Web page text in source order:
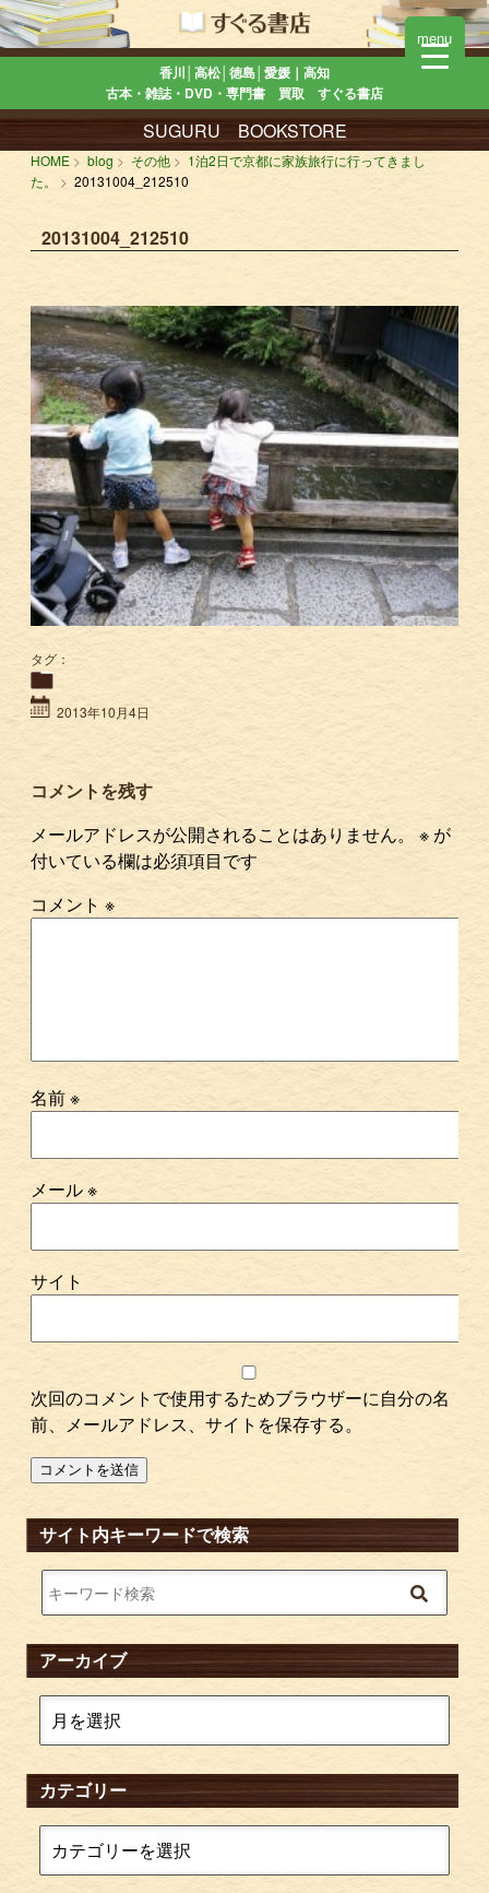
香川│高松│徳島│愛媛｜高知
古本・雑誌・DVD・専門書 買取 すぐる書店
SUGURU BOOKSTORE
HOME blog その他
1泊2日で京都に家族旅行に行ってきまし
た。
20131004_212510
20131004_212510
タグ：
2013年10月4日
コメントを残す
メールアドレスが公開されることはありません。
※ が
付いている欄は必須項目です
コメント※
名前※
メール※
サイト
次回のコメントで使用するためブラウザーに自分の名
前、メールアドレス、サイトを保存する。
サイト内キーワードで検索
アーカイブ
カテゴリー
menu